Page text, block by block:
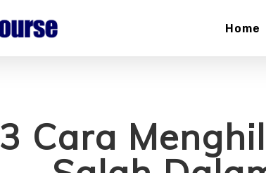
Home
3 Cara